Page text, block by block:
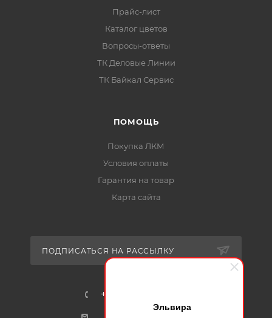
Эльвира
Прайс-лист
Каталог цветов
Вопросы-ответы
ТК Деловые Линии
ТК Байкал Сервис
ПОМОЩЬ
Покупка ЛКМ
Условия оплаты
Гарантия на товар
Карта сайта
ПОДПИСАТЬСЯ НА РАССЫЛКУ
+7-915-401-91-17